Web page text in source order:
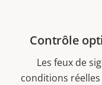
Contrôle
Les feux de
conditions